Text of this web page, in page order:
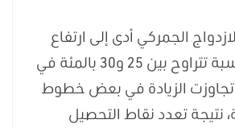
الجمركي أدى إلى ارتفاع
تكاليف النقل بنسبة تتراوح بين 25 و30 بالمئة في
تجاوزت الزيادة في بعض خطوط
بالمئة، نتيجة تعدد نقاط التحصيل